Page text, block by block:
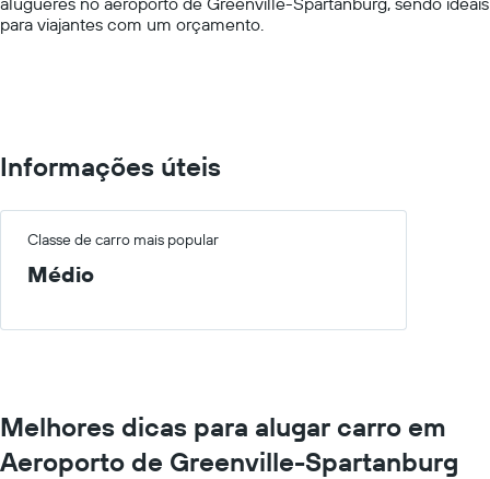
values.
Range:
para viajantes com um orçamento.
Informações úteis
Classe de carro mais popular
Médio
Melhores dicas para alugar carro em
Aeroporto de Greenville-Spartanburg